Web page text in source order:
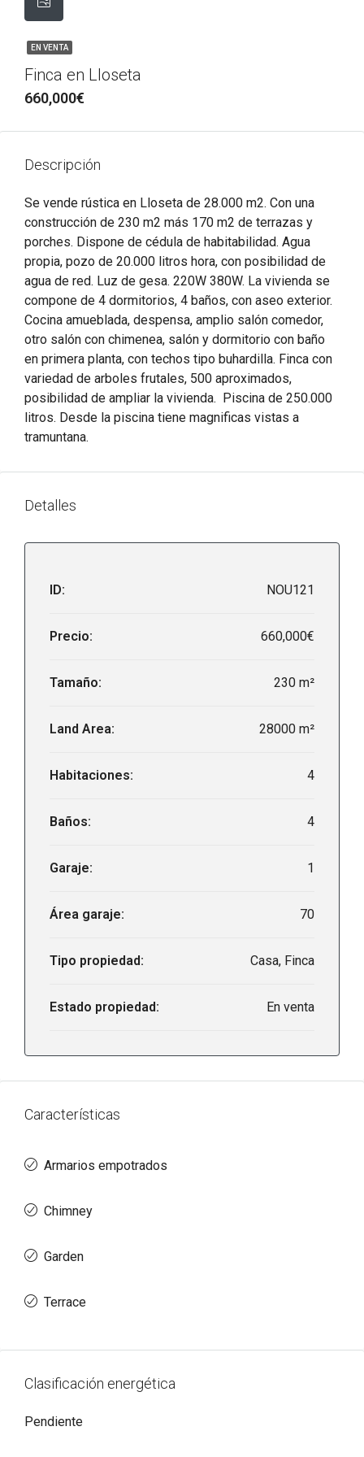
EN VENTA
Finca en Lloseta
660,000€
Descripción
Se vende rústica en Lloseta de 28.000 m2. Con una
construcción de 230 m2 más 170 m2 de terrazas y
porches. Dispone de cédula de habitabilidad. Agua
propia, pozo de 20.000 litros hora, con posibilidad de
agua de red. Luz de gesa. 220W 380W. La vivienda se
compone de 4 dormitorios, 4 baños, con aseo exterior.
Cocina amueblada, despensa, amplio salón comedor,
otro salón con chimenea, salón y dormitorio con baño
en primera planta, con techos tipo buhardilla. Finca con
variedad de arboles frutales, 500 aproximados,
posibilidad de ampliar la vivienda. Piscina de 250.000
litros. Desde la piscina tiene magnificas vistas a
tramuntana.
Detalles
ID: NOU121
Precio: 660,000€
Tamaño: 230 m²
Land Area: 28000 m²
Habitaciones: 4
Baños: 4
Garaje: 1
Área garaje: 70
Tipo propiedad: Casa, Finca
Estado propiedad: En venta
Características
Armarios empotrados
Chimney
Garden
Terrace
Clasificación energética
Pendiente